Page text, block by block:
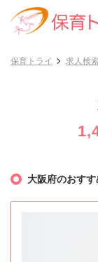
保育トライ 求人検
大阪府のおす